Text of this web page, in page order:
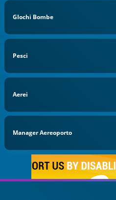
GIochi Bombe
Pesci
Aerei
Manager Aereoporto